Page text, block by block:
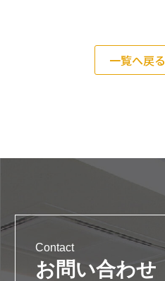
一覧へ戻る
Contact
お問い合わせ